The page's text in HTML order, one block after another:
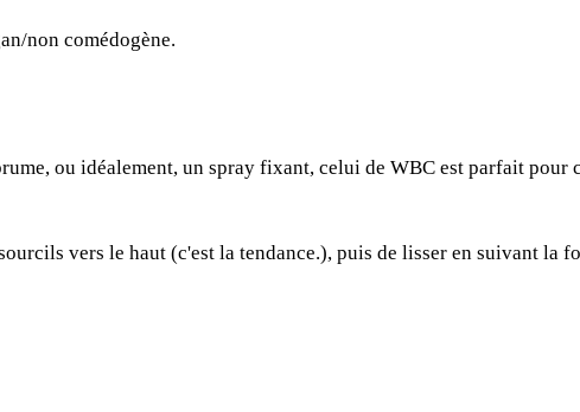
non comédogène.
ou idéalement, un spray fixant, celui de WBC est parfait pour
vers le haut (c'est la tendance.), puis de lisser en suivant la